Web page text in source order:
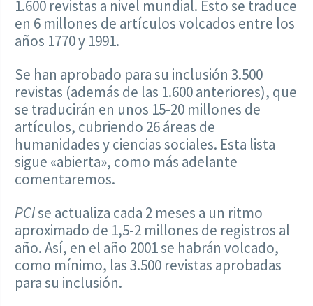
1.600 revistas a nivel mundial. Esto se traduce
en 6 millones de artículos volcados entre los
años 1770 y 1991.
Se han aprobado para su inclusión 3.500
revistas (además de las 1.600 anteriores), que
se traducirán en unos 15-20 millones de
artículos, cubriendo 26 áreas de
humanidades y ciencias sociales. Esta lista
sigue «abierta», como más adelante
comentaremos.
PCIse actualiza cada 2 meses a un ritmo
aproximado de 1,5-2 millones de registros al
año. Así, en el año 2001 se habrán volcado,
como mínimo, las 3.500 revistas aprobadas
para su inclusión.